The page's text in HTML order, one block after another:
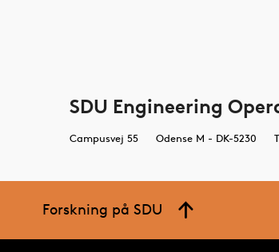
SDU Engineering
Campusvej 55 Odense M - DK-5230
Forskning på SDU